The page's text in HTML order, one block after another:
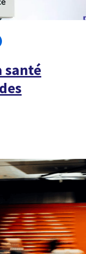
santé